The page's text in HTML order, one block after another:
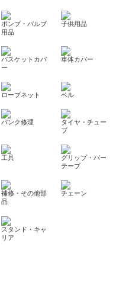
ポンプ・バルブ
用品
子供用品
バスケットカバ
ー
車体カバー
ロープネット ベル
パンク修理
タイヤ・チュー
ブ
工具
グリップ・バー
テープ
補修・その他部
品
チェーン
スタンド・キャ
リア